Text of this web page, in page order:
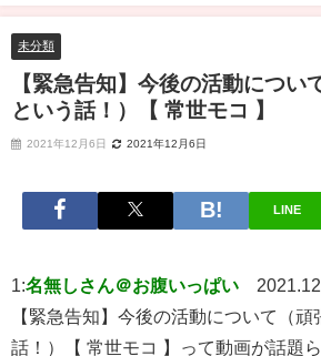
話！）【 常世モコ 】
未分類
【緊急告知】今後の活動につい
という話！）【 常世モコ 】
2021年12月6日 2021年12月6日
LINE
1:名無しさん＠お腹いっぱい
【緊急告知】今後の活動について（頑
話！）【 常世モコ 】って動画が話題